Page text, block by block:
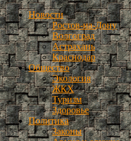
Новости
Ростов-на-Дону
Волгоград
Астрахань
Краснодар
Общество
Экология
ЖКХ
Туризм
Здоровье
Политика
Законы